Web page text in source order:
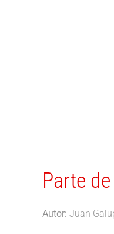
Parte
Autor: Juan